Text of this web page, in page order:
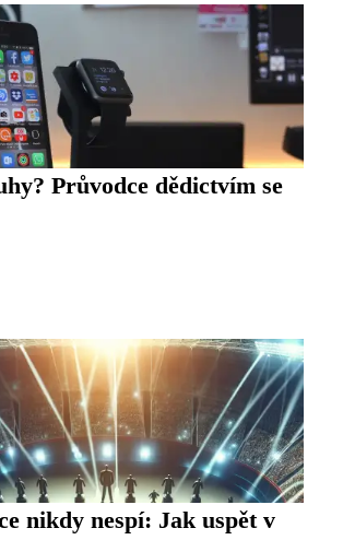
Průvodce dědictvím se
nikdy nespí: Jak uspět v